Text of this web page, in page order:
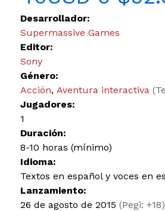
Desarrollador:
Supermassive Games
Editor:
Sony
Género:
Acción, Aventura interactiva
Jugadores:
1
Duración:
8-10 horas (mínimo)
Idioma:
Textos en español y voces en
Lanzamiento:
26 de agosto de 2015 (Pegi: +18)